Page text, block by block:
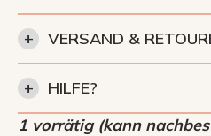
+ VERSAND &
+
HILFE?
1 vorrätig (kann